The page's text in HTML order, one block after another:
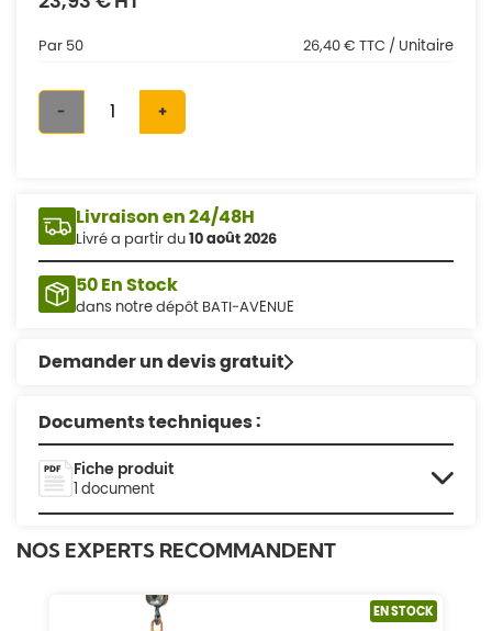
Par 50 26,40 € TTC / Unitaire
- +
Livraison en 24/48H
Livré a partir du10 août 2026
50 En Stock
dans notre dépôt BATI-AVENUE
Demander un devis gratuit
Documents techniques :
Fiche produit
1 document
NOS EXPERTS RECOMMANDENT
EN STOCK